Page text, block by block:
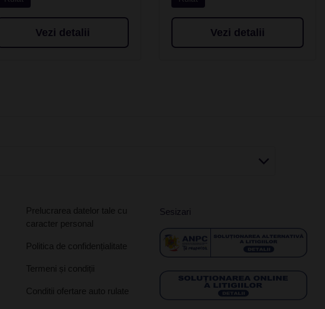
Vezi detalii Vezi detalii
Prelucrarea datelor tale cu
caracter personal
Politica de confidențialitate
Termeni și condiții
Conditii ofertare auto rulate
Sesizari